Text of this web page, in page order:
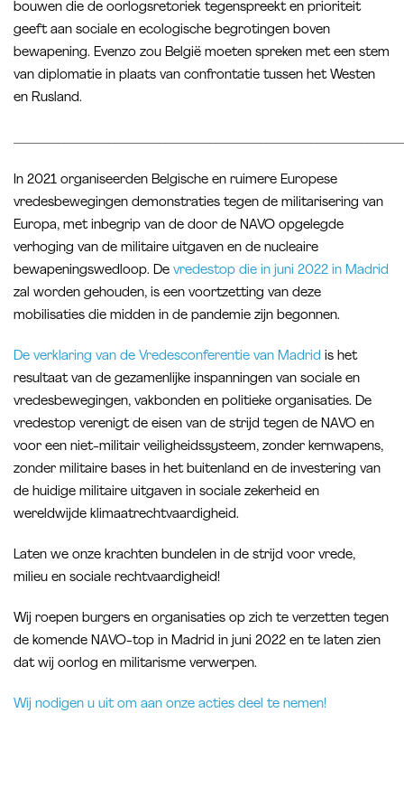
bouwen die de oorlogsretoriek tegenspreekt en prioriteit
geeft aan sociale en ecologische begrotingen boven
bewapening. Evenzo zou België moeten spreken met een stem
van diplomatie in plaats van confrontatie tussen het Westen
en Rusland.
In 2021 organiseerden Belgische en ruimere Europese
vredesbewegingen demonstraties tegen de militarisering van
Europa, met inbegrip van de door de NAVO opgelegde
verhoging van de militaire uitgaven en de nucleaire
bewapeningswedloop. De vredestop die in juni 2022 in Madrid
zal worden gehouden, is een voortzetting van deze
mobilisaties die midden in de pandemie zijn begonnen.
De verklaring van de Vredesconferentie van Madrid is het
resultaat van de gezamenlijke inspanningen van sociale en
vredesbewegingen, vakbonden en politieke organisaties. De
vredestop verenigt de eisen van de strijd tegen de NAVO en
voor een niet-militair veiligheidssysteem, zonder kernwapens,
zonder militaire bases in het buitenland en de investering van
de huidige militaire uitgaven in sociale zekerheid en
wereldwijde klimaatrechtvaardigheid.
Laten we onze krachten bundelen in de strijd voor vrede,
milieu en sociale rechtvaardigheid!
Wij roepen burgers en organisaties op zich te verzetten tegen
de komende NAVO-top in Madrid in juni 2022 en te laten zien
dat wij oorlog en militarisme verwerpen.
Wij nodigen u uit om aan onze acties deel te nemen!